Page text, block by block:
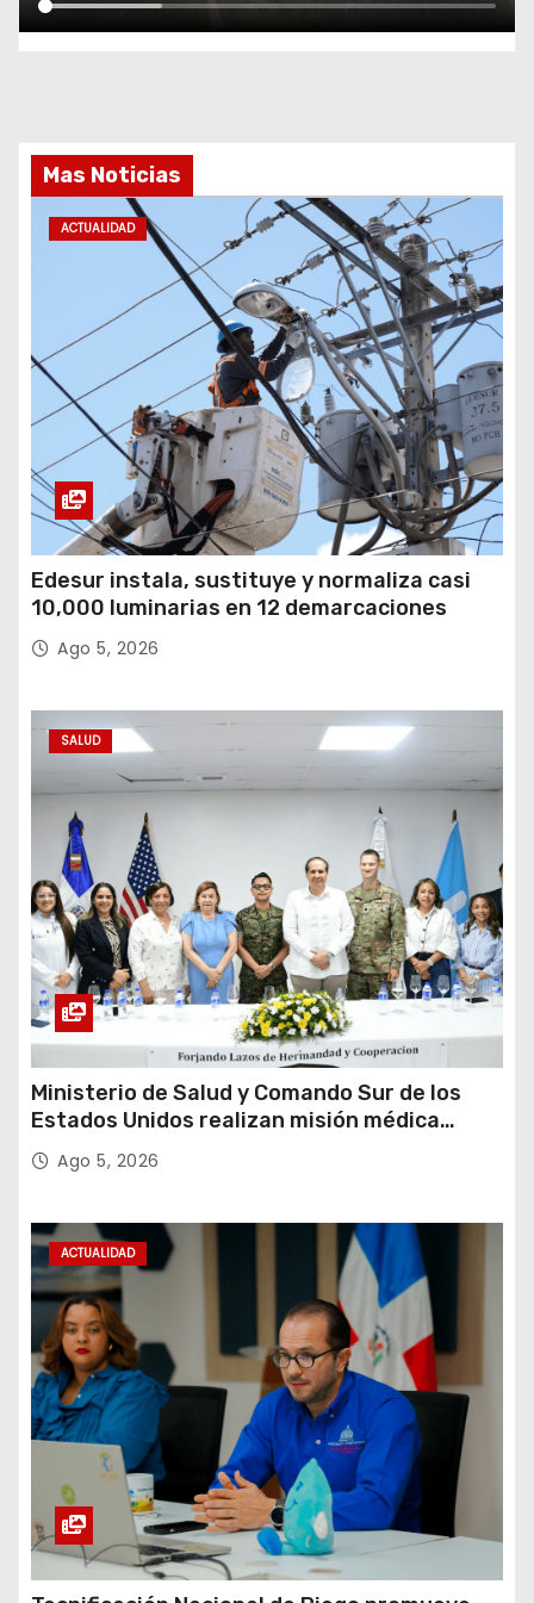
Mas Noticias
ACTUALIDAD
Edesur instala, sustituye y normaliza casi
10,000 luminarias en 12 demarcaciones
Ago 5, 2026
SALUD
Ministerio de Salud y Comando Sur de los
Estados Unidos realizan misión médica
Amistad 2026 en La Vega
Ago 5, 2026
ACTUALIDAD